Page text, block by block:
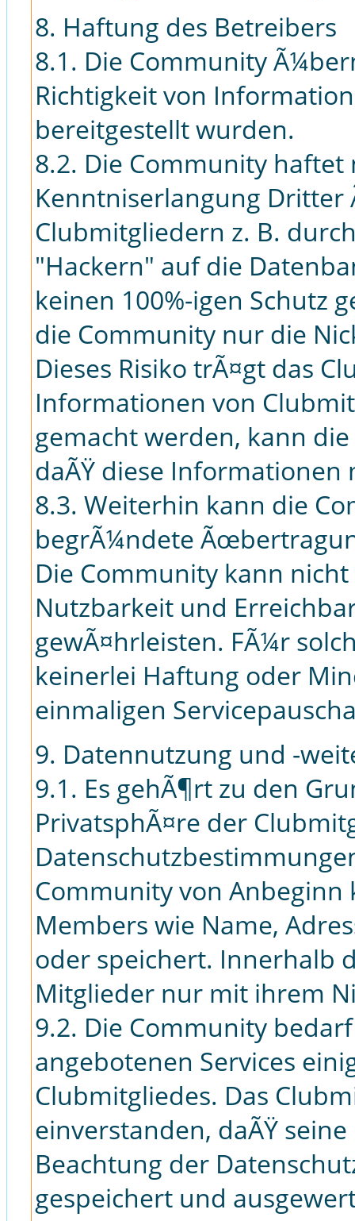
8. Haftung des Betreibers
8.1. Die Community
Richtigkeit von
bereitgestellt wurden.
8.2. Die Community
Kenntniserlangung
Clubmitgliedern z. B.
"Hackern" auf die
keinen 100%-igen Schutz
die Community nur die
Dieses Risiko trÃ¤gt das
Informationen von
gemacht werden, kann
daÃŸ diese Informationen
8.3. Weiterhin kann die
begrÃ¼ndete
Die Community kann
Nutzbarkeit und
gewÃ¤hrleisten. FÃ¼r
keinerlei Haftung oder
einmaligen
9. Datennutzung und -
9.1. Es gehÃ¶rt zu den
PrivatsphÃ¤re der
Community von Anbeginn
Members wie Name,
oder speichert. Innerhalb
Mitglieder nur mit ihrem
9.2. Die Community
angebotenen Services
Clubmitgliedes. Das
einverstanden, daÃŸ
Beachtung der
gespeichert und